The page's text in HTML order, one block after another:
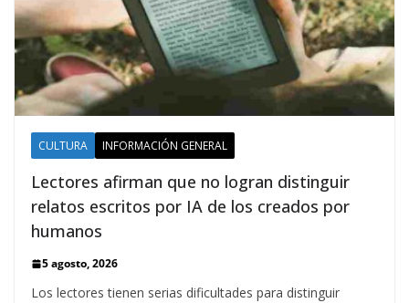
CULTURA INFORMACIÓN GENERAL
Lectores afirman que no logran distinguir
relatos escritos por IA de los creados por
humanos
5 agosto, 2026
Los lectores tienen serias dificultades para distinguir